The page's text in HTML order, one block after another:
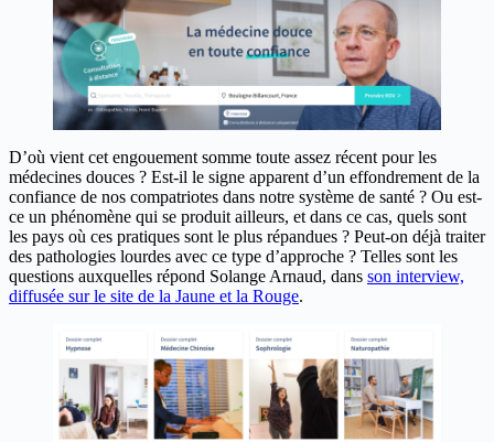
D’où vient cet engouement somme toute assez récent pour les
médecines douces ? Est-il le signe apparent d’un effondrement de la
confiance de nos compatriotes dans notre système de santé ? Ou est-
ce un phénomène qui se produit ailleurs, et dans ce cas, quels sont
les pays où ces pratiques sont le plus répandues ? Peut-on déjà traiter
des pathologies lourdes avec ce type d’approche ? Telles sont les
questions auxquelles répond Solange Arnaud, dans son interview,
diffusée sur le site de la Jaune et la Rouge.